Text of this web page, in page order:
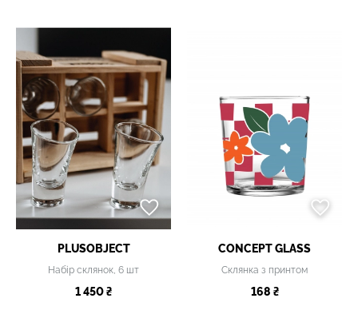
PLUSOBJECT
Набір склянок, 6 шт
1 450 ₴
CONCEPT GLASS
Склянка з принтом
168 ₴